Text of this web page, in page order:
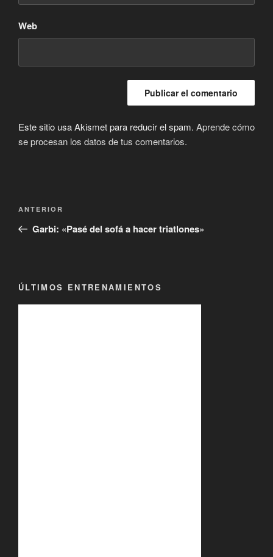
Web
Este sitio usa Akismet para reducir el spam. Aprende cómo
se procesan los datos de tus comentarios.
entradas
Entrada
anterior:
ANTERIOR
Garbi: «Pasé del sofá a hacer triatlones»
ÚLTIMOS ENTRENAMIENTOS